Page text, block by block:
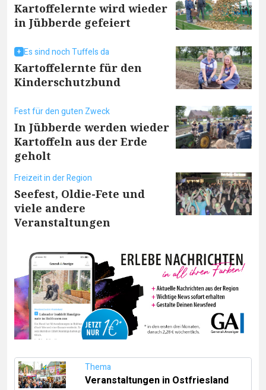
Kartoffelernte wird wieder
in Jübberde gefeiert
Es sind noch Tuffels da
Kartoffelernte für den
Kinderschutzbund
Fest für den guten Zweck
In Jübberde werden wieder
Kartoffeln aus der Erde
geholt
Freizeit in der Region
Seefest, Oldie-Fete und
viele andere
Veranstaltungen
Thema
Veranstaltungen in Ostfriesland